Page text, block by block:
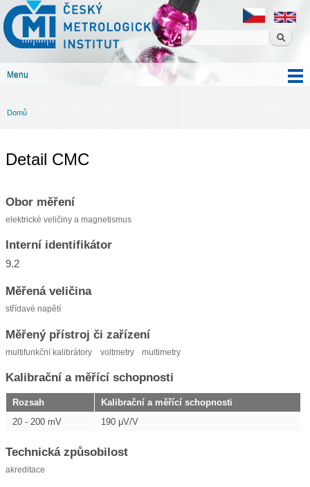
obsahu
Český
metrologický
institut
Menu
Jste zde
Domů
Detail CMC
Obor měření
elektrické veličiny a magnetismus
Interní identifikátor
9.2
Měřená veličina
střídavé napětí
Měřený přístroj či zařízení
multifunkční kalibrátory voltmetry multimetry
Kalibrační a měřící schopnosti
Rozsah
Kalibrační a měřící schopnosti
20 - 200 mV
190 μV/V
Technická způsobilost
akreditace